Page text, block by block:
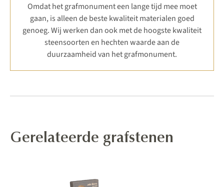
Omdat het grafmonument een lange tijd mee moet
gaan, is alleen de beste kwaliteit materialen goed
genoeg. Wij werken dan ook met de hoogste kwaliteit
steensoorten en hechten waarde aan de
duurzaamheid van het grafmonument.
Gerelateerde grafstenen